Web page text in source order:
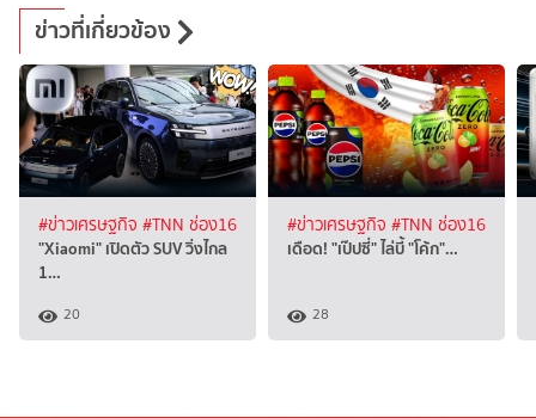
ข่าวที่เกี่ยวข้อง
#ข่าวเศรษฐกิจ #TNN ช่อง16
"Xiaomi" เปิดตัว SUV วิ่งไกล
1…
20
#ข่าวเศรษฐกิจ #TNN ช่อง16
เดือด! "เป๊ปซี่" ไล่บี้ "โค้ก"…
28